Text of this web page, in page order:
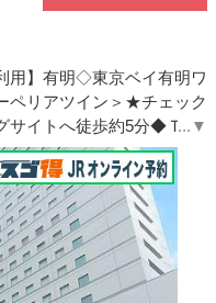
用】有明◇東京ベイ有明ワ
ペリアツイン＞★チェック
サイトへ徒歩約5分◆ＴＤ